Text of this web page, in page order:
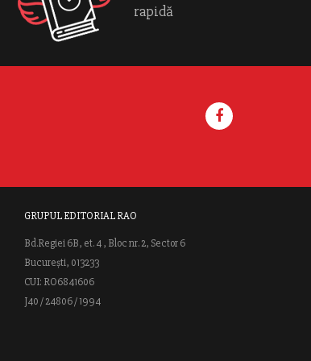
rapidă
GRUPUL EDITORIAL RAO
Bd.Regiei 6B, et. 4 , Bloc nr. 2, Sector 6
București, 013233
CUI: RO6841606
J40 / 24806 / 1994